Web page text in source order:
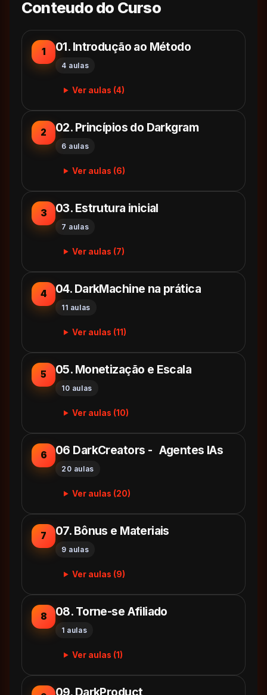
Conteudo do Curso
1 01. Introdução ao Método
4 aulas
Ver aulas (4)
2 02. Princípios do Darkgram
6 aulas
Ver aulas (6)
3 03. Estrutura inicial
7 aulas
Ver aulas (7)
4 04. DarkMachine na prática
11 aulas
Ver aulas (11)
5 05. Monetização e Escala
10 aulas
Ver aulas (10)
6 06 DarkCreators - Agentes IAs
20 aulas
Ver aulas (20)
7 07. Bônus e Materiais
9 aulas
Ver aulas (9)
8 08. Torne-se Afiliado
1 aulas
Ver aulas (1)
09. DarkProduct